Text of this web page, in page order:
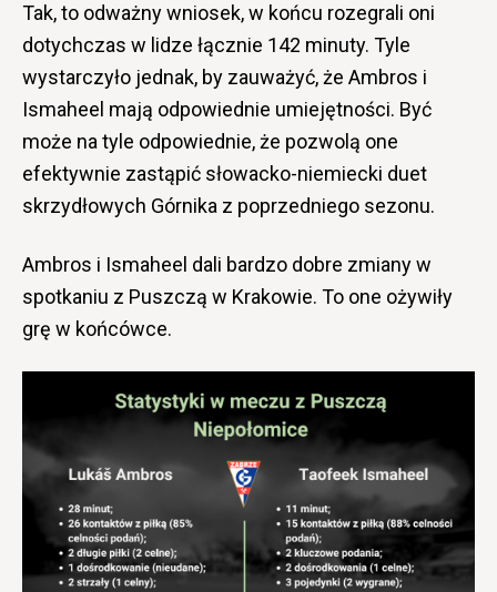
Tak, to odważny wniosek, w końcu rozegrali oni
dotychczas w lidze łącznie 142 minuty. Tyle
wystarczyło jednak, by zauważyć, że Ambros i
Ismaheel mają odpowiednie umiejętności. Być
może na tyle odpowiednie, że pozwolą one
efektywnie zastąpić słowacko-niemiecki duet
skrzydłowych Górnika z poprzedniego sezonu.
Ambros i Ismaheel dali bardzo dobre zmiany w
spotkaniu z Puszczą w Krakowie. To one ożywiły
grę w końcówce.